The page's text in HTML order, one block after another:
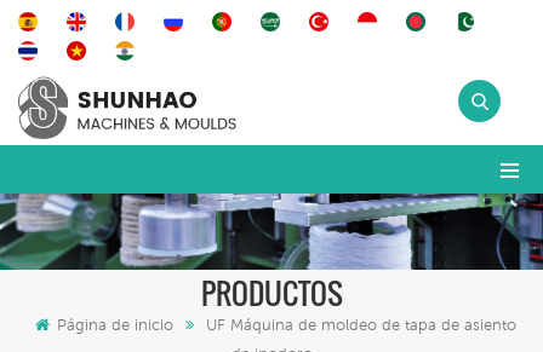
PRODUCTOS
Página de inicio
UF Máquina de moldeo de tapa de asiento